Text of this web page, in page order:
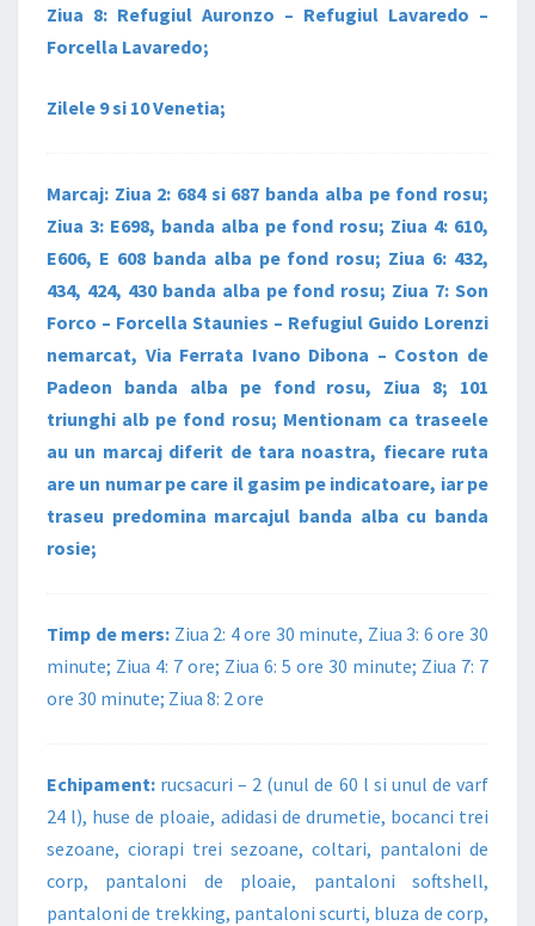
Ziua 8: Refugiul Auronzo – Refugiul Lavaredo –
Forcella Lavaredo;
Zilele 9 si 10 Venetia;
Marcaj: Ziua 2: 684 si 687 banda alba pe fond rosu;
Ziua 3: E698, banda alba pe fond rosu; Ziua 4: 610,
E606, E 608 banda alba pe fond rosu; Ziua 6: 432,
434, 424, 430 banda alba pe fond rosu; Ziua 7: Son
Forco – Forcella Staunies – Refugiul Guido Lorenzi
nemarcat, Via Ferrata Ivano Dibona – Coston de
Padeon banda alba pe fond rosu, Ziua 8; 101
triunghi alb pe fond rosu; Mentionam ca traseele
au un marcaj diferit de tara noastra, fiecare ruta
are un numar pe care il gasim pe indicatoare, iar pe
traseu predomina marcajul banda alba cu banda
rosie;
Timp de mers: Ziua 2: 4 ore 30 minute, Ziua 3: 6 ore 30
minute; Ziua 4: 7 ore; Ziua 6: 5 ore 30 minute; Ziua 7: 7
ore 30 minute; Ziua 8: 2 ore
Echipament: rucsacuri – 2 (unul de 60 l si unul de varf
24 l), huse de ploaie, adidasi de drumetie, bocanci trei
sezoane, ciorapi trei sezoane, coltari, pantaloni de
corp, pantaloni de ploaie, pantaloni softshell,
pantaloni de trekking, pantaloni scurti, bluza de corp,